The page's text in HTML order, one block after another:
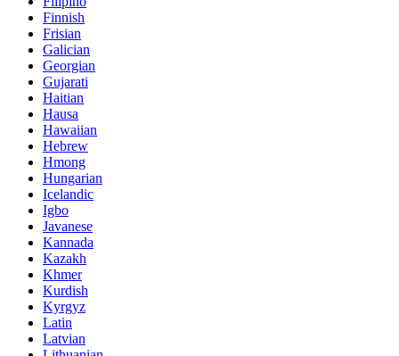
Finnish
Frisian
Galician
Georgian
Gujarati
Haitian
Hausa
Hawaiian
Hebrew
Hmong
Hungarian
Icelandic
Igbo
Javanese
Kannada
Kazakh
Khmer
Kurdish
Kyrgyz
Latin
Latvian